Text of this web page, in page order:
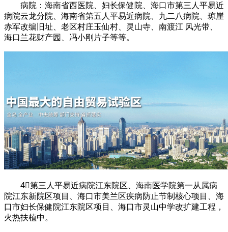
病院：海南省西医院、妇长保健院、海口市第三人平易近
病院云龙分院、海南省第五人平易近病院、九二八病院、琼崖
赤军改编旧址、老区村庄玉仙村、灵山寺、南渡江 风光带、
海口兰花财产园、冯小刚片子等等。
4⃣第三人平易近病院江东院区、海南医学院第一从属病
院江东新院区项目、海口市美兰区疾病防止节制核心项目、海
口市妇长保健院江东院区项目、海口市灵山中学改扩建工程，
火热扶植中。